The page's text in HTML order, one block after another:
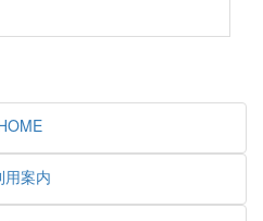
用案内